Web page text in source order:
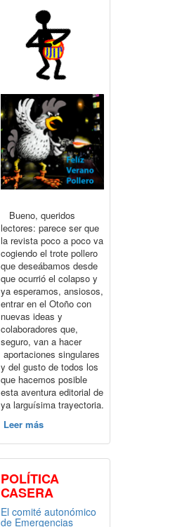
Bueno, queridos
lectores: parece ser que
la revista poco a poco va
cogiendo el trote pollero
que deseábamos desde
que ocurrió el colapso y
ya esperamos, ansiosos,
entrar en el Otoño con
nuevas ideas y
colaboradores que,
seguro, van a hacer
aportaciones singulares
y del gusto de todos los
que hacemos posible
esta aventura editorial de
ya larguísima trayectoria.
Leer más
POLÍTICA
CASERA
El comité autonómico
de Emergencias